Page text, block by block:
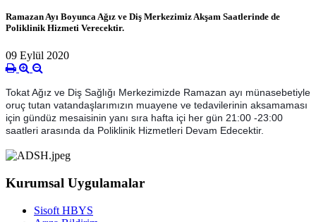
Ramazan Ayı Boyunca Ağız ve Diş Merkezimiz Akşam Saatlerinde de
Poliklinik Hizmeti Verecektir.
09 Eylül 2020
Tokat Ağız ve Diş Sağlığı Merkezimizde Ramazan ayı münasebetiyle
oruç tutan vatandaşlarımızın muayene ve tedavilerinin aksamaması
için gündüz mesaisinin yanı sıra hafta içi her gün 21:00 -23:00
saatleri arasında da Poliklinik Hizmetleri Devam Edecektir.
Kurumsal Uygulamalar
Sisoft HBYS